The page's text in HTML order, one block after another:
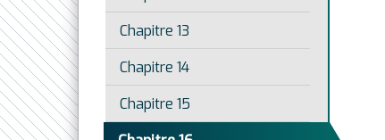
Chapitre 13
Chapitre 14
Chapitre 15